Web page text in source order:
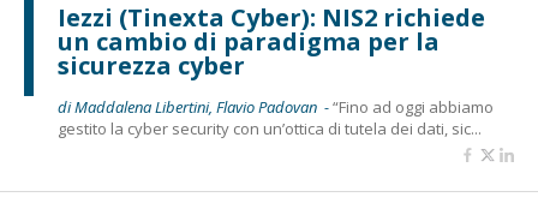
Iezzi (Tinexta Cyber): NIS2 richiede
un cambio di paradigma per la
sicurezza cyber
di Maddalena Libertini, Flavio Padovan -“Fino ad oggi abbiamo
gestito la cyber security con un’ottica di tutela dei dati, sic...